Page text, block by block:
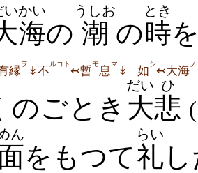
海
いかい
の 潮
うしお
の時
とき
縁ヲ ↡不ルコト↢暫モ息マ ↡ 如シ↢大海ノ
のごとき 大
だい
悲
ひ
ん
をもつて礼
らい